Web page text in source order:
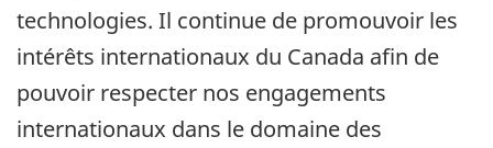
technologies. Il continue de promouvoir les
intérêts internationaux du Canada afin de
pouvoir respecter nos engagements
internationaux dans le domaine des